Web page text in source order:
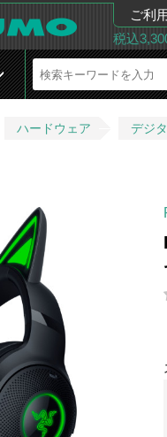
ご利
税込
ハードウェア デジ